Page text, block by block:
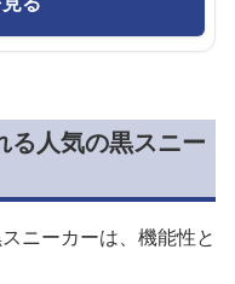
る人気の黒スニー
ニーカーは、機能性と